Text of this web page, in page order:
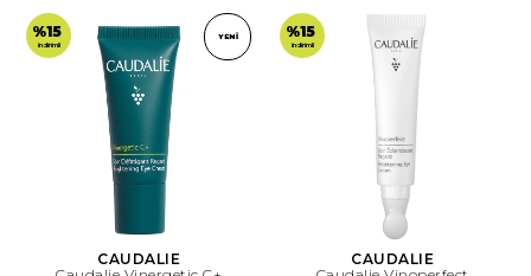
%15
indirimli
YENI
CAUDALIE
%15
indirimli
CAUDALIE